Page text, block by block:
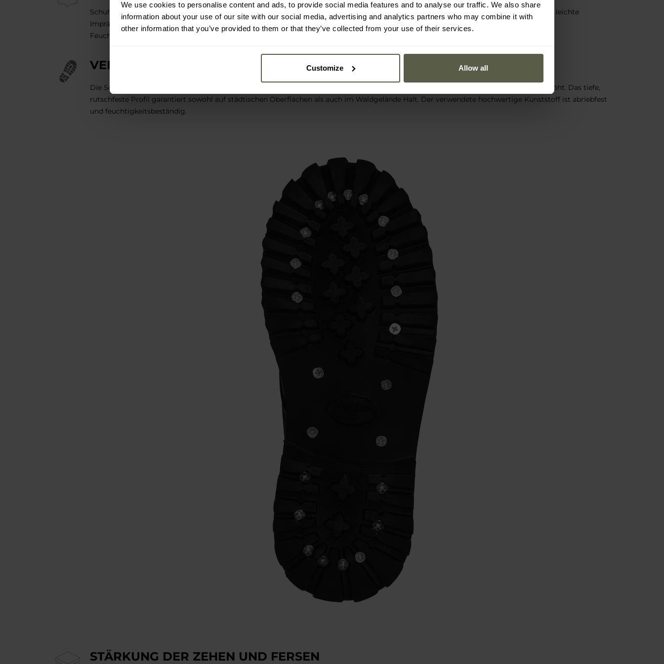
We use cookies to personalise content and ads, to provide social media features and to analyse our traffic. We also share
information about your use of our site with our social media, advertising and analytics partners who may combine it with
other information that you’ve provided to them or that they’ve collected from your use of their services.
Customize Allow all
Schuhe aus 100 % hochwertigem Naturnarbenleder
, das sich durch Widerstandsfähigkeit gegen mechanische Beschädigungen und leichte
Imprägnierung auszeichnet. Die Innenseite ist mit einem weichen Textilfutter ausgestattet, das den Tragekomfort erhöht und den
Feuchtigkeitstransport unterstützt.
VERSTÄRKTE SOHLE
Die Sohlen sind
, was ihre Haltbarkeit und Lebensdauer deutlich erhöht. Das tiefe,
rutschfeste Profil garantiert sowohl auf städtischen Oberflächen als auch im Waldgelände Halt. Der verwendete hochwertige Kunststoff ist abriebfest
und feuchtigkeitsbeständig.
STÄRKUNG DER ZEHEN UND FERSEN